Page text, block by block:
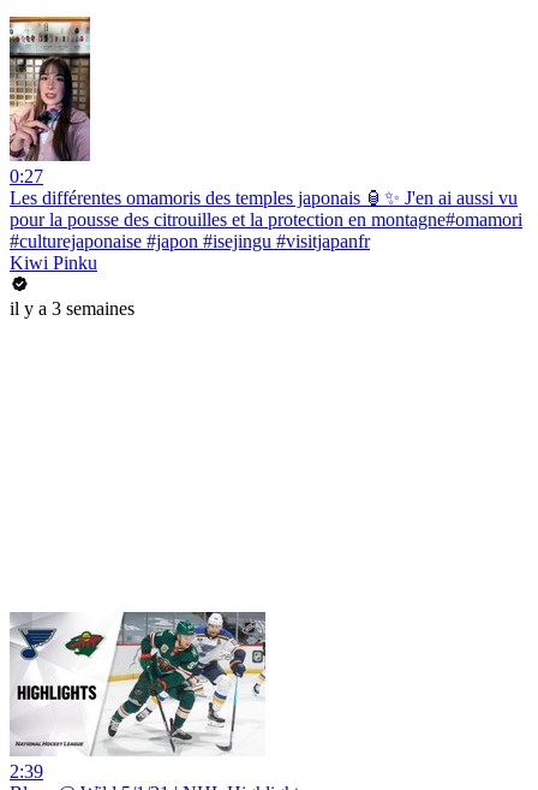
0:27
Les différentes omamoris des temples japonais 🏮✨ J'en ai aussi vu
pour la pousse des citrouilles et la protection en montagne#omamori
#culturejaponaise #japon #isejingu #visitjapanfr
Kiwi Pinku
il y a 3 semaines
2:39